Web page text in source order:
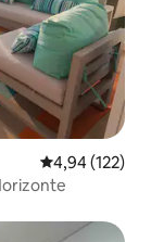
Średnia
4,94 (122)